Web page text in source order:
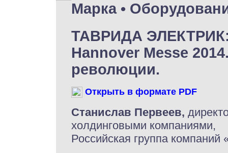
Марка •
ТАВРИДА
Hannover Messe
революции.
Открыть в формате PDF
Станислав Первеев,
холдинговыми компаниями,
Российская группа компаний